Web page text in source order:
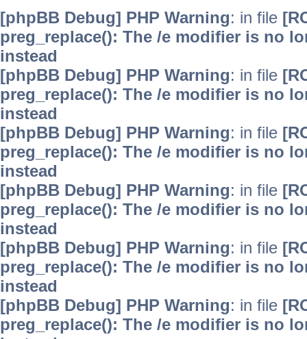
[phpBB Debug] PHP Warning: in file
preg_replace(): The /e modifier is no
instead
[phpBB Debug] PHP Warning: in file
preg_replace(): The /e modifier is no
instead
[phpBB Debug] PHP Warning: in file
preg_replace(): The /e modifier is no
instead
[phpBB Debug] PHP Warning: in file
preg_replace(): The /e modifier is no
instead
[phpBB Debug] PHP Warning: in file
preg_replace(): The /e modifier is no
instead
[phpBB Debug] PHP Warning: in file
preg_replace(): The /e modifier is no